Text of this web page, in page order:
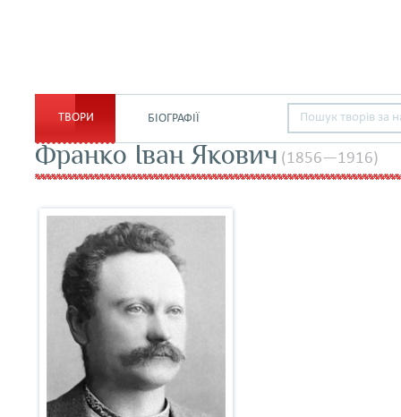
ТВОРИ БІОГРАФІЇ
Франко Іван Якович (1856—1916)